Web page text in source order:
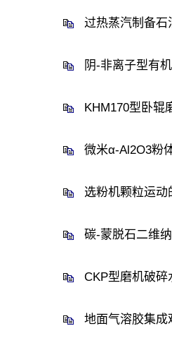
过热蒸汽制备石
阴-非离子型有
KHM170型卧辊
微米α-Al2O3粉
选粉机颗粒运
碳-蒙脱石二维
CKP型磨机破碎
地面气溶胶集成